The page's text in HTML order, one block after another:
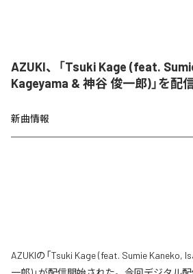
AZUKI、「Tsuki Kage (feat.
Kageyama & 神谷 俊一郎)」を配
新曲情報
AZUKIの「Tsuki Kage (feat. Sumie Kaneko,